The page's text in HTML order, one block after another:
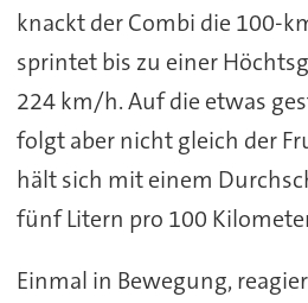
knackt der Combi die 100-
sprintet bis zu einer
224 km/h. Auf die etwas
folgt aber nicht gleich der
hält sich mit einem
fünf Litern pro 100
Einmal in Bewegung,